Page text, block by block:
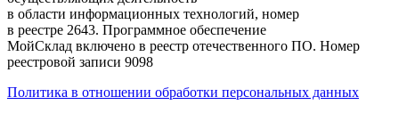
в области информационных технологий, номер
в реестре 2643. Программное обеспечение
МойСклад включено в реестр отечественного ПО. Номер
реестровой записи 9098
Политика в отношении обработки персональных данных